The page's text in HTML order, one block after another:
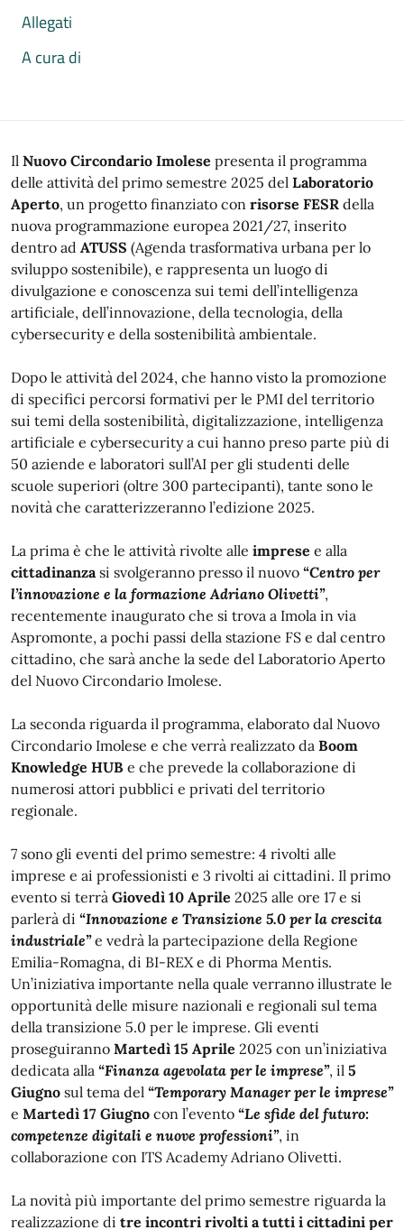
Allegati
A cura di
Il Nuovo Circondario Imolese presenta il programma
delle attività del primo semestre 2025 del Laboratorio
Aperto, un progetto finanziato con risorse FESR della
nuova programmazione europea 2021/27, inserito
dentro ad ATUSS (Agenda trasformativa urbana per lo
sviluppo sostenibile), e rappresenta un luogo di
divulgazione e conoscenza sui temi dell’intelligenza
artificiale, dell’innovazione, della tecnologia, della
cybersecurity e della sostenibilità ambientale.
Dopo le attività del 2024, che hanno visto la promozione
di specifici percorsi formativi per le PMI del territorio
sui temi della sostenibilità, digitalizzazione, intelligenza
artificiale e cybersecurity a cui hanno preso parte più di
50 aziende e laboratori sull’AI per gli studenti delle
scuole superiori (oltre 300 partecipanti), tante sono le
novità che caratterizzeranno l’edizione 2025.
La prima è che le attività rivolte alle imprese e alla
cittadinanzasi svolgeranno presso il nuovo “Centro per
l’innovazione e la formazione Adriano Olivetti”,
recentemente inaugurato che si trova a Imola in via
Aspromonte, a pochi passi della stazione FS e dal centro
cittadino, che sarà anche la sede del Laboratorio Aperto
del Nuovo Circondario Imolese.
La seconda riguarda il programma, elaborato dal Nuovo
Circondario Imolese e che verrà realizzato da Boom
Knowledge HUB e che prevede la collaborazione di
numerosi attori pubblici e privati del territorio
regionale.
7 sono gli eventi del primo semestre: 4 rivolti alle
imprese e ai professionisti e 3 rivolti ai cittadini. Il primo
evento si terrà Giovedì 10 Aprile 2025 alle ore 17 e si
parlerà di “Innovazione e Transizione 5.0 per la crescita
industriale”e vedrà la partecipazione della Regione
Emilia-Romagna, di BI-REX e di Phorma Mentis.
Un’iniziativa importante nella quale verranno illustrate le
opportunità delle misure nazionali e regionali sul tema
della transizione 5.0 per le imprese. Gli eventi
proseguiranno Martedì 15 Aprile 2025 con un’iniziativa
dedicata alla “Finanza agevolata per le imprese”, il 5
Giugno sul tema del “Temporary Manager per le imprese”
e Martedì 17 Giugno con l’evento “Le sfide del futuro:
competenze digitali e nuove professioni”, in
collaborazione con ITS Academy Adriano Olivetti.
La novità più importante del primo semestre riguarda la
realizzazione di tre incontri rivolti a tutti i cittadini per